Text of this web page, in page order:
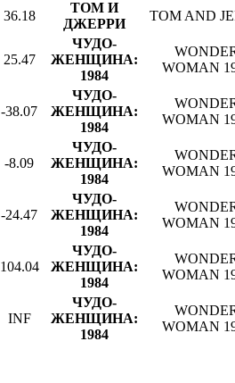
36.18
ТОМ И
ДЖЕРРИ
TOM AND
25.47
ЧУДО-
ЖЕНЩИНА:
1984
WOMAN
-38.07
ЧУДО-
ЖЕНЩИНА:
1984
WOMAN
-8.09
ЧУДО-
ЖЕНЩИНА:
1984
WOMAN
-24.47
ЧУДО-
ЖЕНЩИНА:
1984
WOMAN
104.04
ЧУДО-
ЖЕНЩИНА:
1984
WOMAN
INF
ЧУДО-
ЖЕНЩИНА:
1984
WOMAN